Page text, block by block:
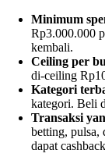
Minimum
Rp3.000.000
kembali.
Ceiling per
di-ceiling
Kategori
kategori. Beli
Transaksi
betting, pulsa,
dapat